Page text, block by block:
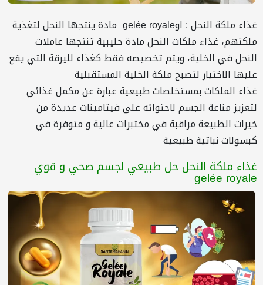
غذاء ملكة النحل : اوgelée royale مادة ينتجها النحل لتغذية
ملكتهم، غذاء ملكات النحل مادة حليبية تنتجها عاملات
النحل في الخلية، ويتم تخصيصه فقط كغذاء لليرقة التي يقع
عليها الاختيار لتصبح ملكة الخلية المستقبلية
غذاء الملكات بمستخلصات طبيعية عبارة عن مكمل غذائي
لتعزيز مناعة الجسم لاحتوائه على فيتامينات عديدة من
خيرات الطبيعة مراقبة في مختبرات عالية و متوفرة في
كبسولات نباتية طبيعية
غذاء ملكة النحل حل طبيعي لجسم صحي و قوي
gelée royale